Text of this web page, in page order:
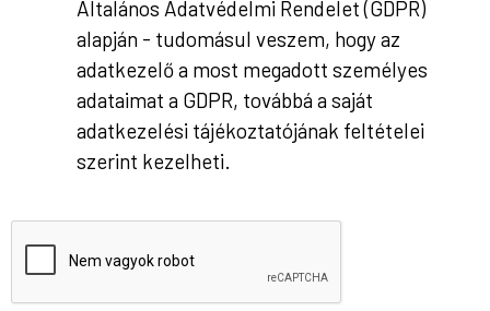
Általános Adatvédelmi Rendelet (GDPR)
alapján - tudomásul veszem, hogy az
adatkezelő a most megadott személyes
adataimat a GDPR, továbbá a saját
adatkezelési tájékoztatójának feltételei
szerint kezelheti.